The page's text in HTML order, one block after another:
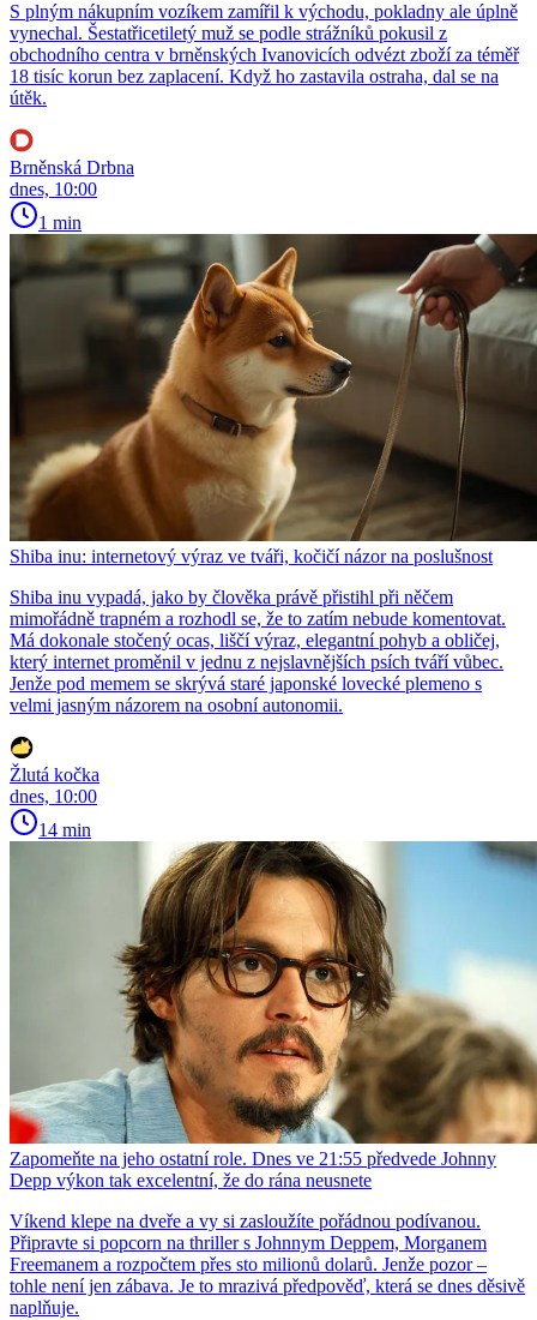
S plným nákupním vozíkem zamířil k východu, pokladny ale úplně
vynechal. Šestatřicetiletý muž se podle strážníků pokusil z
obchodního centra v brněnských Ivanovicích odvézt zboží za téměř
18 tisíc korun bez zaplacení. Když ho zastavila ostraha, dal se na
útěk.
Brněnská Drbna
dnes, 10:00
1 min
Shiba inu: internetový výraz ve tváři, kočičí názor na poslušnost
Shiba inu vypadá, jako by člověka právě přistihl při něčem
mimořádně trapném a rozhodl se, že to zatím nebude komentovat.
Má dokonale stočený ocas, liščí výraz, elegantní pohyb a obličej,
který internet proměnil v jednu z nejslavnějších psích tváří vůbec.
Jenže pod memem se skrývá staré japonské lovecké plemeno s
velmi jasným názorem na osobní autonomii.
Žlutá kočka
dnes, 10:00
14 min
Zapomeňte na jeho ostatní role. Dnes ve 21:55 předvede Johnny
Depp výkon tak excelentní, že do rána neusnete
Víkend klepe na dveře a vy si zasloužíte pořádnou podívanou.
Připravte si popcorn na thriller s Johnnym Deppem, Morganem
Freemanem a rozpočtem přes sto milionů dolarů. Jenže pozor –
tohle není jen zábava. Je to mrazivá předpověď, která se dnes děsivě
naplňuje.